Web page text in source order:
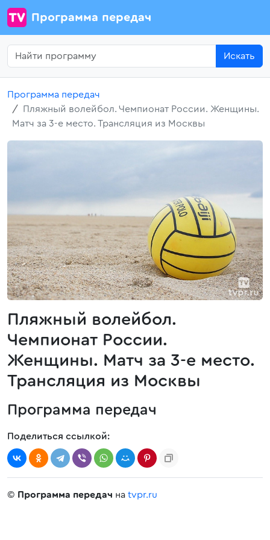
Программа передач
Искать
Программа передач
Пляжный волейбол. Чемпионат России. Женщины.
Матч за 3-е место. Трансляция из Москвы
Пляжный волейбол.
Чемпионат России.
Женщины. Матч за 3-е место.
Трансляция из Москвы
Программа передач
Поделиться ссылкой:
© Программа передач на tvpr.ru